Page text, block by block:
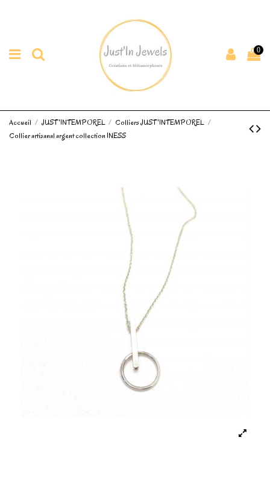
0
Accueil JUST'INTEMPOREL
Colliers JUST'INTEMPOREL
Collier artisanal argent collection INESS